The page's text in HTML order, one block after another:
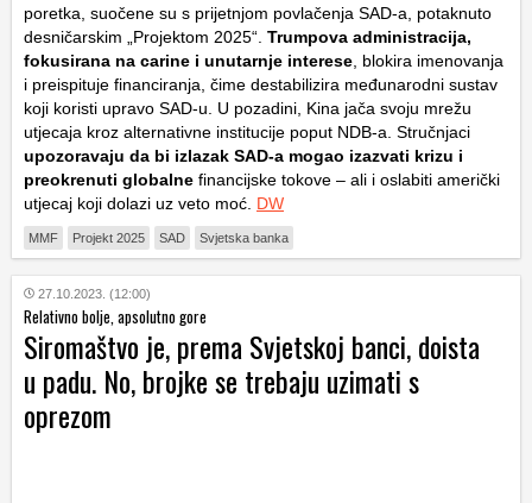
poretka, suočene su s prijetnjom povlačenja SAD-a, potaknuto
desničarskim „Projektom 2025“. Trumpova administracija,
fokusirana na carine i unutarnje interese , blokira imenovanja
i preispituje financiranja, čime destabilizira međunarodni sustav
koji koristi upravo SAD-u. U pozadini, Kina jača svoju mrežu
utjecaja kroz alternativne institucije poput NDB-a. Stručnjaci
upozoravaju da bi izlazak SAD-a mogao izazvati krizu i
preokrenuti globalne financijske tokove – ali i oslabiti američki
utjecaj koji dolazi uz veto moć. DW
MMF Projekt 2025 SAD Svjetska banka
27.10.2023. (12:00)
Relativno bolje, apsolutno gore
Siromaštvo je, prema Svjetskoj banci, doista
u padu. No, brojke se trebaju uzimati s
oprezom